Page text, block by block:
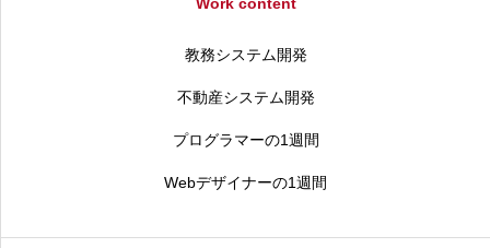
Work content
教務システム開発
不動産システム開発
プログラマーの1週間
Webデザイナーの1週間